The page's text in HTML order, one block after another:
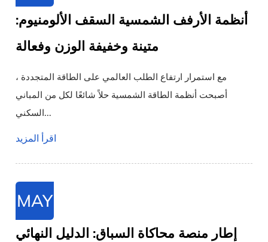
أنظمة الأرفف الشمسية السقف الألومنيوم:
متينة وخفيفة الوزن وفعالة
مع استمرار ارتفاع الطلب العالمي على الطاقة المتجددة ،
أصبحت أنظمة الطاقة الشمسية حلاً شائعًا لكل من المباني
السكني...
اقرأ المزيد
MAY
إطار منصة محاكاة السباق: الدليل النهائي